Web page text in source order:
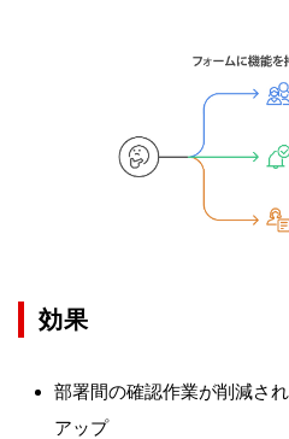
効果
部署間の確認作業が削減さ
アップ